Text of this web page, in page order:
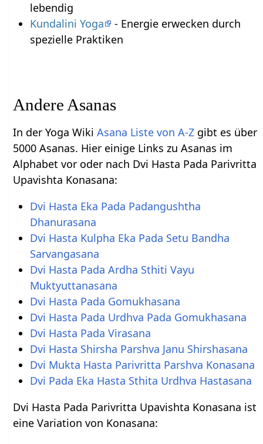
lebendig
Kundalini Yoga
- Energie erwecken durch
spezielle Praktiken
Andere Asanas
In der Yoga WikiAsana Liste von A-Z gibt es über
5000 Asanas. Hier einige Links zu Asanas im
Alphabet vor oder nach Dvi Hasta Pada Parivritta
Upavishta Konasana:
Dvi Hasta Eka Pada Padangushtha
Dhanurasana
Dvi Hasta Kulpha Eka Pada Setu Bandha
Sarvangasana
Dvi Hasta Pada Ardha Sthiti Vayu
Muktyuttanasana
Dvi Hasta Pada Gomukhasana
Dvi Hasta Pada Urdhva Pada Gomukhasana
Dvi Hasta Pada Virasana
Dvi Hasta Shirsha Parshva Janu Shirshasana
Dvi Mukta Hasta Parivritta Parshva Konasana
Dvi Pada Eka Hasta Sthita Urdhva Hastasana
Dvi Hasta Pada Parivritta Upavishta Konasana ist
eine Variation von Konasana: